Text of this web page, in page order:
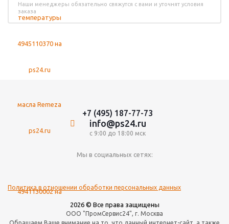
Наши менеджеры обязательно свяжутся с вами и уточнят условия
заказа
+7 (495) 187-77-73
info@ps24.ru
с 9:00 до 18:00 мск
Мы в социальных сетях:
Политика в отношении обработки персональных данных
2026 © Все права защищены
ООО "ПромСервис24", г. Москва